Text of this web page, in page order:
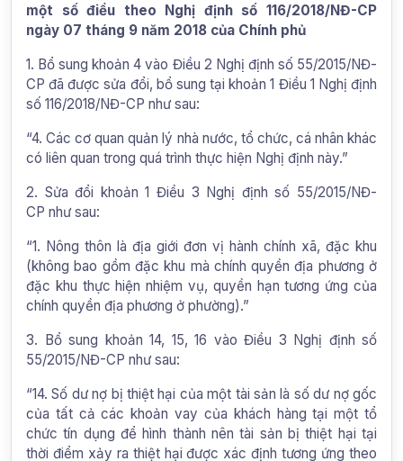
một số điều theo Nghị định số 116/2018/NĐ-CP
ngày 07 tháng 9 năm 2018 của Chính phủ
1. Bổ sung khoản 4 vào Điều 2 Nghị định số 55/2015/NĐ-
CP đã được sửa đổi, bổ sung tại khoản 1 Điều 1 Nghị định
số 116/2018/NĐ-CP như sau:
“4. Các cơ quan quản lý nhà nước, tổ chức, cá nhân khác
có liên quan trong quá trình thực hiện Nghị định này.”
2. Sửa đổi khoản 1 Điều 3 Nghị định số 55/2015/NĐ-
CP như sau:
“1. Nông thôn là địa giới đơn vị hành chính xã, đặc khu
(không bao gồm đặc khu mà chính quyền địa phương ở
đặc khu thực hiện nhiệm vụ, quyền hạn tương ứng của
chính quyền địa phương ở phường).”
3. Bổ sung khoản 14, 15, 16 vào Điều 3 Nghị định số
55/2015/NĐ-CP như sau:
“14. Số dư nợ bị thiệt hại của một tài sản là số dư nợ gốc
của tất cả các khoản vay của khách hàng tại một tổ
chức tín dụng để hình thành nên tài sản bị thiệt hại tại
thời điểm xảy ra thiệt hại được xác định tương ứng theo